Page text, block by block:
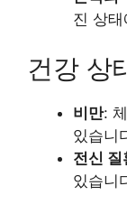
진 상
건강 상
비만:
있습니
전신 질
있습니